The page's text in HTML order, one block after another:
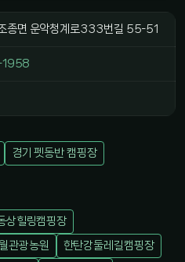
종면 운악청계로333번길 55-51
경기 펫동반 캠핑장
상힐링캠핑장
관광농원
한탄강둘레길캠핑장